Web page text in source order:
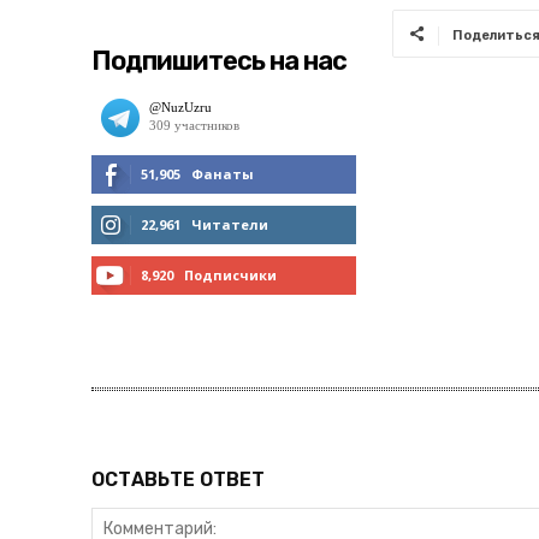
Подпишитесь на нас
51,905 Фанаты
МНЕ НРАВИТСЯ
22,961 Читатели
8,920 Подписчики
Поделиться
ОСТАВЬТЕ ОТВЕТ